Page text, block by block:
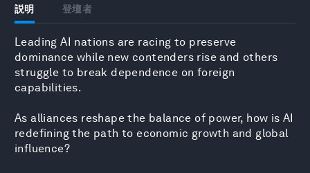
説明 登壇者
Leading AI nations are racing to preserve
dominance while new contenders rise and others
struggle to break dependence on foreign
capabilities.
As alliances reshape the balance of power, how is AI
redefining the path to economic growth and global
influence?